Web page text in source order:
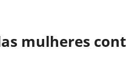
mulheres